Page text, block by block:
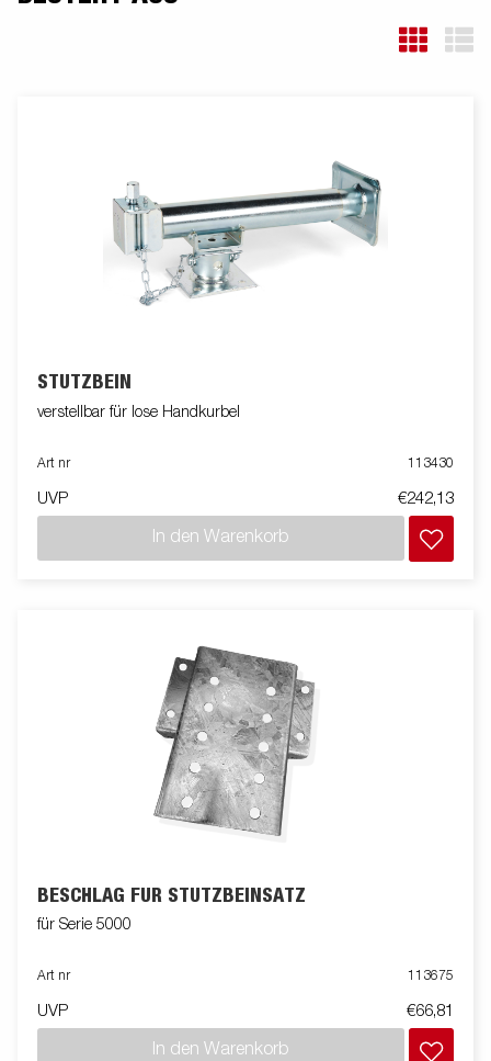
STÜTZBEIN
verstellbar für lose Handkurbel
Art nr 113430
UVP €242,13
In den Warenkorb
BESCHLAG FÜR STÜTZBEINSATZ
für Serie 5000
Art nr 113675
UVP €66,81
In den Warenkorb